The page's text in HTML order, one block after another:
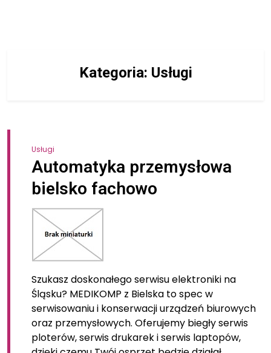
Kategoria: Usługi
Usługi
Automatyka przemysłowa
bielsko fachowo
Szukasz doskonałego serwisu elektroniki na
Śląsku? MEDIKOMP z Bielska to spec w
serwisowaniu i konserwacji urządzeń biurowych
oraz przemysłowych. Oferujemy biegły serwis
ploterów, serwis drukarek i serwis laptopów,